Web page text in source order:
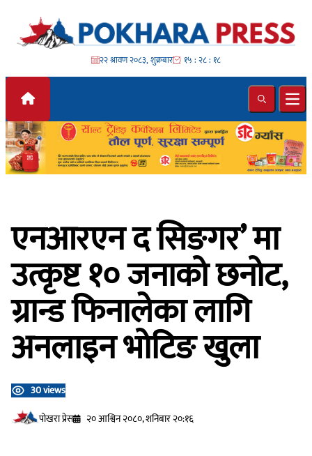
Skip to content
२२ श्रावण २०८३, शुक्रबार १५ : २८ : १९
Search
एनआरएन द सिङगर’ मा
उत्कृष्ट १० जनाको छनोट,
ग्रान्ड फिनालेका लागि
अनलाइन भोटिङ खुला
30 views
प‍ोखरा प्रेस
२० आश्विन २०८०, शनिबार २०:१६